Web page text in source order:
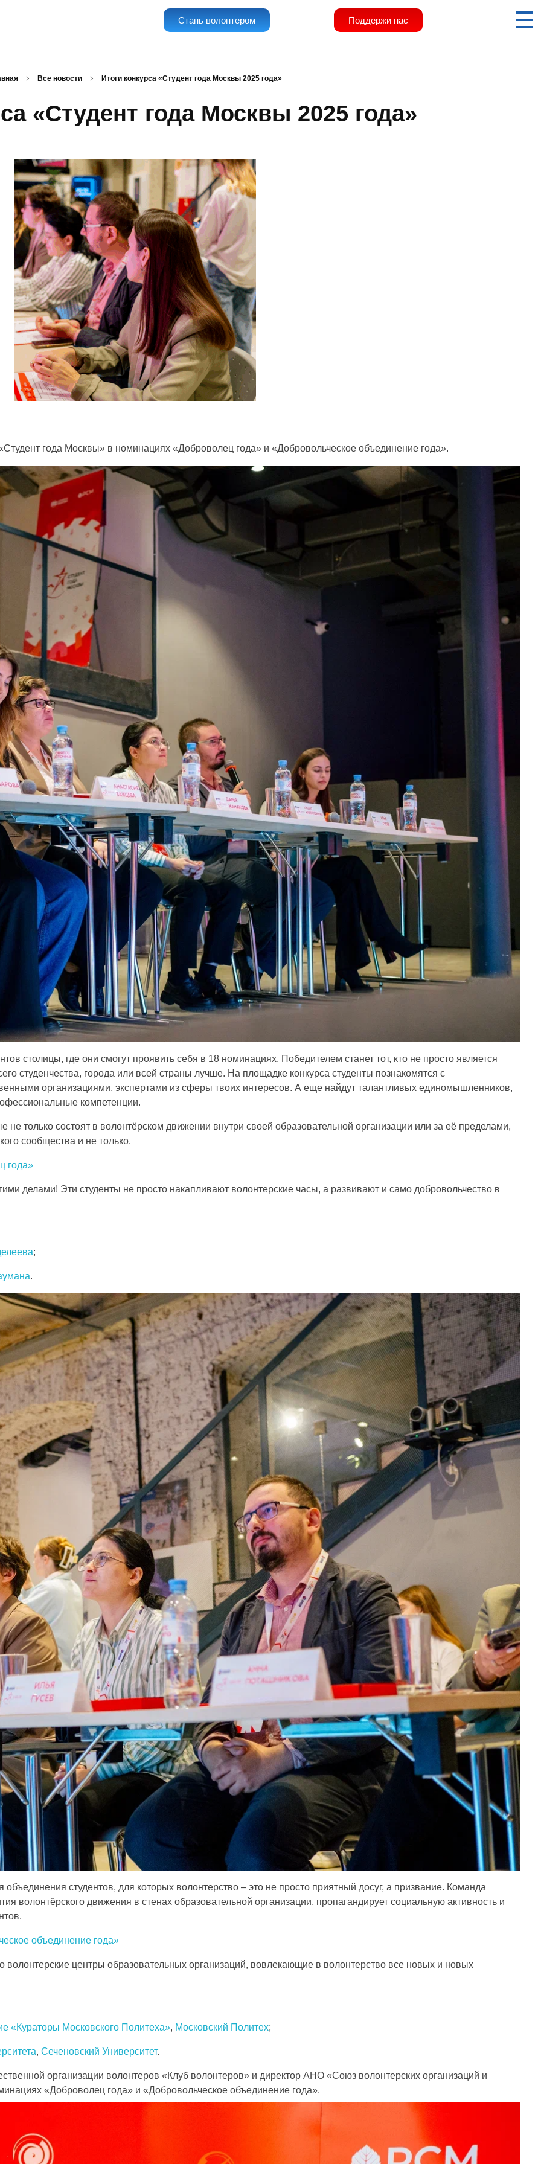
Стань волонтером Поддержи нас
Все новости Итоги конкурса «Студент года Москвы 2025 года»
«Студент года Москвы 2025 года»
года Москвы» в номинациях «Доброволец года» и «Добровольческое объединение года».
столицы, где они смогут проявить себя в 18 номинациях. Победителем станет тот, кто не просто является
студенчества, города или всей страны лучше. На площадке конкурса студенты познакомятся с
организациями, экспертами из сферы твоих интересов. А еще найдут талантливых единомышленников,
компетенции.
только состоят в волонтёрском движении внутри своей образовательной организации или за её пределами,
сообщества и не только.
года»
делами! Эти студенты не просто накапливают волонтерские часы, а развивают и само добровольчество в
;
.
студентов, для которых волонтерство – это не просто приятный досуг, а призвание. Команда
волонтёрского движения в стенах образовательной организации, пропагандирует социальную активность и
объединение года»
волонтерские центры образовательных организаций, вовлекающие в волонтерство все новых и новых
«Кураторы Московского Политеха», Московский Политех;
,Сеченовский Университет.
организации волонтеров «Клуб волонтеров» и директор АНО «Союз волонтерских организаций и
«Доброволец года» и «Добровольческое объединение года».